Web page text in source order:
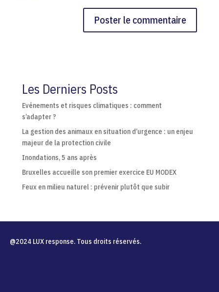
r
n
a
t
i
v
:
Les Derniers Posts
Evénements et risques climatiques : comment
s’adapter ?
La gestion des animaux en situation d’urgence : un enjeu
majeur de la protection civile
Inondations, 5 ans après
Bruxelles accueille son premier exercice EU MODEX
Feux en milieu naturel : prévenir plutôt que subir
@2024 LUX response. Tous droits réservés.